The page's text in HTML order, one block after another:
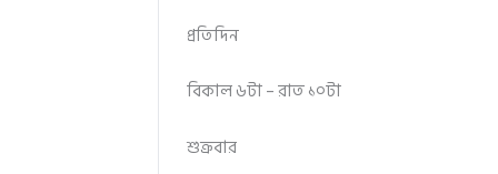
প্রতিদিন
বিকাল ৬টা – রাত ১০টা
শুক্রবার